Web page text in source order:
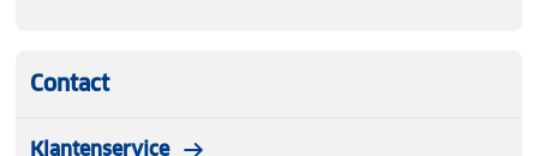
Contact
Klantenservice